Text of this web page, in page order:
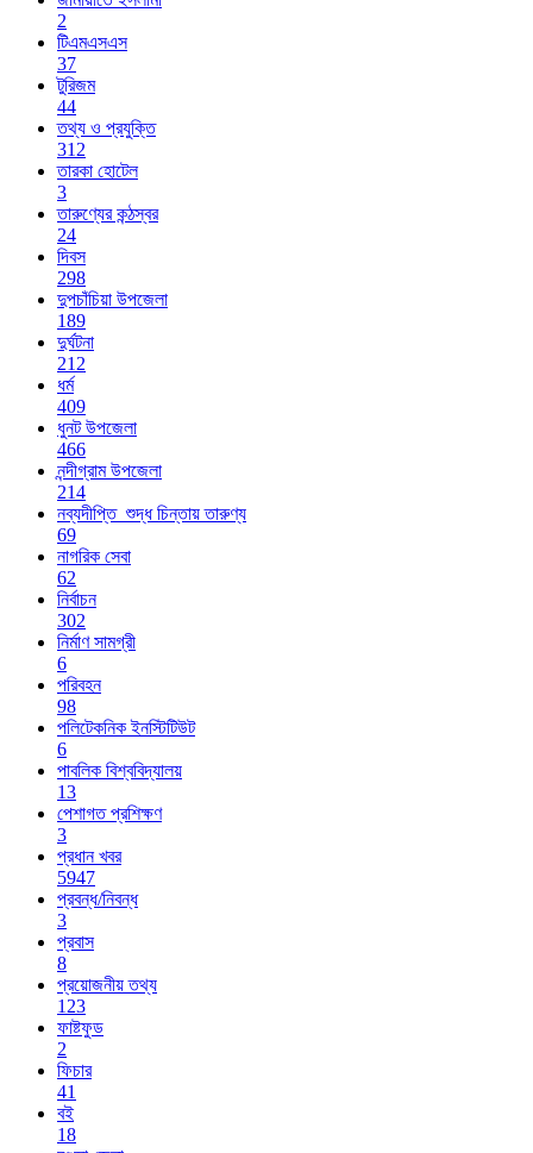
2
টিএমএসএস
37
টুরিজম
44
তথ্য ও প্রযুক্তি
312
তারকা হোটেল
3
তারুণ্যের কন্ঠস্বর
24
দিবস
298
দুপচাঁচিয়া উপজেলা
189
দুর্ঘটনা
212
ধর্ম
409
ধুনট উপজেলা
466
নন্দীগ্রাম উপজেলা
214
নব্যদীপ্তি_শুদ্ধ চিন্তায় তারুণ্য
69
নাগরিক সেবা
62
নির্বাচন
302
নির্মাণ সামগ্রী
6
পরিবহন
98
পলিটেকনিক ইনস্টিটিউট
6
পাবলিক বিশ্ববিদ্যালয়
13
পেশাগত প্রশিক্ষণ
3
প্রধান খবর
5947
প্রবন্ধ/নিবন্ধ
3
প্রবাস
8
প্রয়োজনীয় তথ্য
123
ফাষ্টফুড
2
ফিচার
41
বই
18